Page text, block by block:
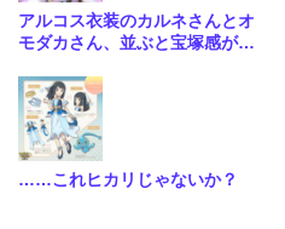
アルコス衣装のカルネさんとオ
モダカさん、並ぶと宝塚感がす
……これヒカリじゃないか？